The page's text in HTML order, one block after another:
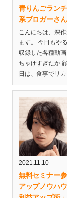
青りんごラン
系ブロガーさ
こんにちは、深
ます。 今日もや
収録した各種動
ちゃけすぎたか
日は、食事でリカ...
2021.11.10
無料セミナー
アップノウハ